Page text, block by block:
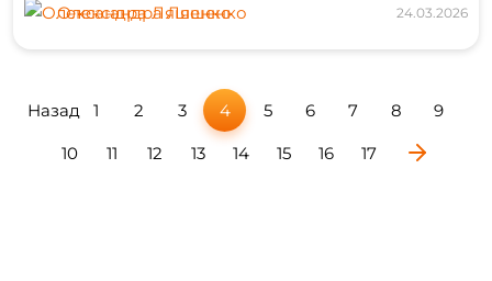
Олександра Ляшенко 24.03.2026
Назад 1 2 3 4 5 6 7 8 9
10 11 12 13 14 15 16 17